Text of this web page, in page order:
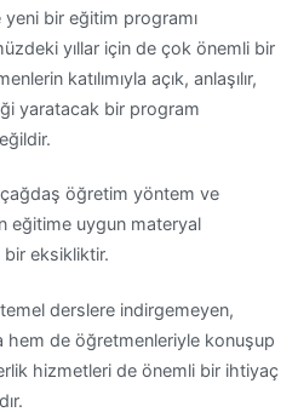
bir eğitim programı
yıllar için de çok önemli bir
katılımıyla açık, anlaşılır,
yaratacak bir program
çağdaş öğretim yöntem ve
eğitime uygun materyal
eksikliktir.
derslere indirgemeyen,
hem de öğretmenleriyle konuşup
hizmetleri de önemli bir ihtiyaç